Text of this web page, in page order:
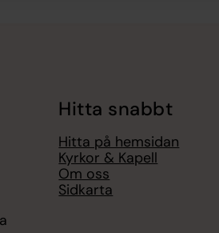
Hitta snabbt
Hitta på hemsidan
Kyrkor & Kapell
Om oss
Sidkarta